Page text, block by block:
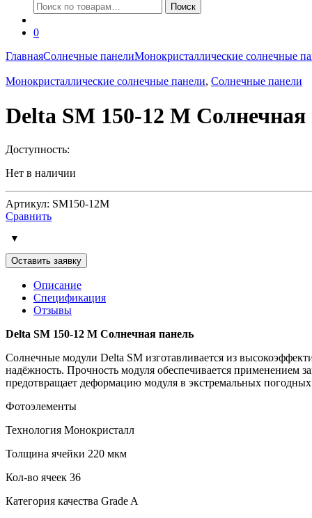
Искать:
Поиск
0
ГлавнаяСолнечные панелиМонокристаллические солнечные
Монокристаллические солнечные панели, Солнечные панели
Delta SM 150-12 M Солнечная
Доступность:
Нет в наличии
Артикул: SM150-12M
Сравнить
Оставить заявку
Описание
Спецификация
Отзывы
Delta SM 150-12 M Солнечная панель
Солнечные модули Delta SM изготавливается из
надёжность. Прочность модуля обеспечивается применением
предотвращает деформацию модуля в экстремальных погодных
Фотоэлементы
Технология Монокристалл
Толщина ячейки 220 мкм
Кол-во ячеек 36
Категория качества Grade A